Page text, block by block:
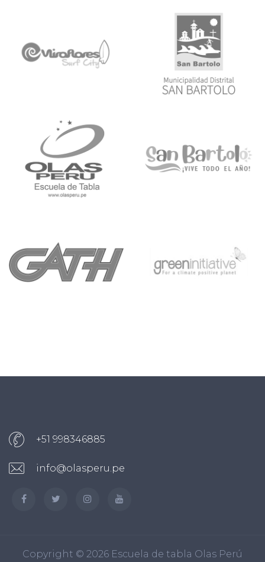
+51 998346885
info@olasperu.pe
Copyright © 2026 Escuela de tabla Olas Perú